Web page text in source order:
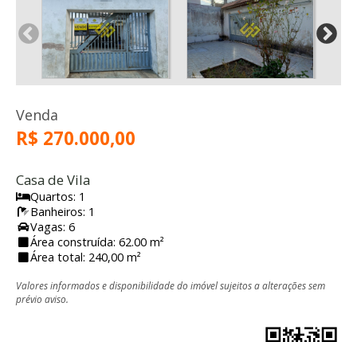
Venda
R$ 270.000,00
Casa de Vila
Quartos: 1
Banheiros: 1
Vagas: 6
Área construída: 62.00 m²
Área total: 240,00 m²
Valores informados e disponibilidade do imóvel sujeitos a alterações sem
prévio aviso.